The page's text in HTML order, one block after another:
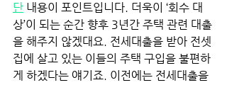
단 내용이 포인트입니다. 더욱이 ‘회수 대
상’이 되는 순간 향후 3년간 주택 관련 대출
을 해주지 않겠대요. 전세대출을 받아 전셋
집에 살고 있는 이들의 주택 구입을 불편하
게 하겠다는 얘기죠. 이전에는 전세대출을